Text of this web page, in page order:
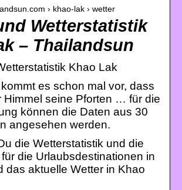
› khao-lak › wetter
Wetterstatistik
– Thailandsun
Khao Lak
es schon mal vor, dass
Himmel seine Pforten … für die
können die Daten aus 30
angesehen werden.
die Wetterstatistik und die
die Urlaubsdestinationen in
das aktuelle Wetter in Khao